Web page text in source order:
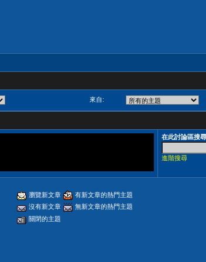
來自:
在此討論區搜尋
進階搜尋
瀏覽新文章
有新文章的熱門主題
沒有新文章
無新文章的熱門主題
關閉的主題